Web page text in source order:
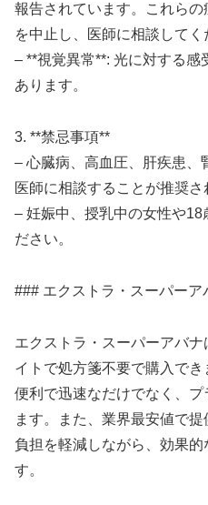
報告されています。これら
を中止し、医師に相談してく
– **視覚異常**: 光に対する
あります。
3. **禁忌事項**
– 心臓病、高血圧、肝疾患、
医師に相談することが推奨さ
– 妊娠中、授乳中の女性や18
ださい。
### エクストラ・スーパーア
エクストラ・スーパーアバ
イトで処方箋不要で購入で
便利で迅速なだけでなく、
ます。また、業界最安値で
負担を軽減しながら、効果
す。